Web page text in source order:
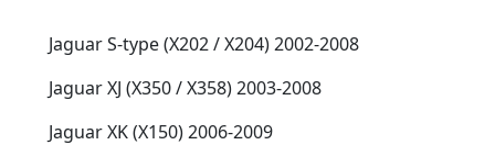
Jaguar S-type (X202 / X204) 2002-2008
Jaguar XJ (X350 / X358) 2003-2008
Jaguar XK (X150) 2006-2009